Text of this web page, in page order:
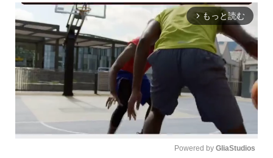
arrow_forward_ios もっと読む
Powered by GliaStudios